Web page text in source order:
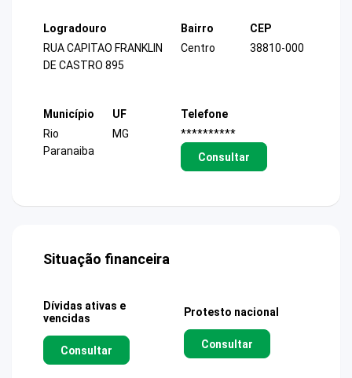
Logradouro
RUA CAPITAO FRANKLIN
DE CASTRO 895
Bairro
Centro
CEP
38810-000
Município
Rio
Paranaiba
UF
MG
Telefone
**********
Consultar
Situação financeira
Dívidas ativas e
vencidas
Consultar
Protesto nacional
Consultar